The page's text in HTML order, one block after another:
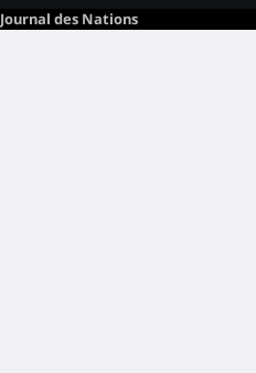
Journal des Nations